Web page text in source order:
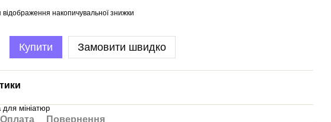
відображення накопичувальної знижки
Купити Замовити швидко
мініатюр
Оплата
Повернення